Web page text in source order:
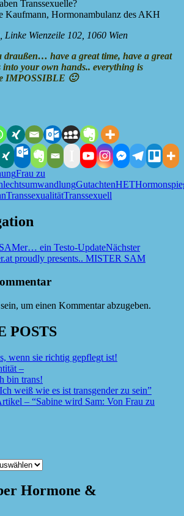
Transsexuelle?
Kaufmann, Hormonambulanz des AKH
Wienzeile 102, 1060 Wien
draußen… have a great time, have a great
into your own hands.. everything is
IMPOSSIBLE 🙂
Frau zu
GutachtenHET
TranssexualitätTranssexuell
ein Testo-UpdateNächster
proudly presents.. MISTER SAM
sein, um einen Kommentar abzugeben.
POSTS
wenn sie richtig gepflegt ist!
–
bin trans!
weiß wie es ist transgender zu sein”
– “Sabine wird Sam: Von Frau zu
Hormone &